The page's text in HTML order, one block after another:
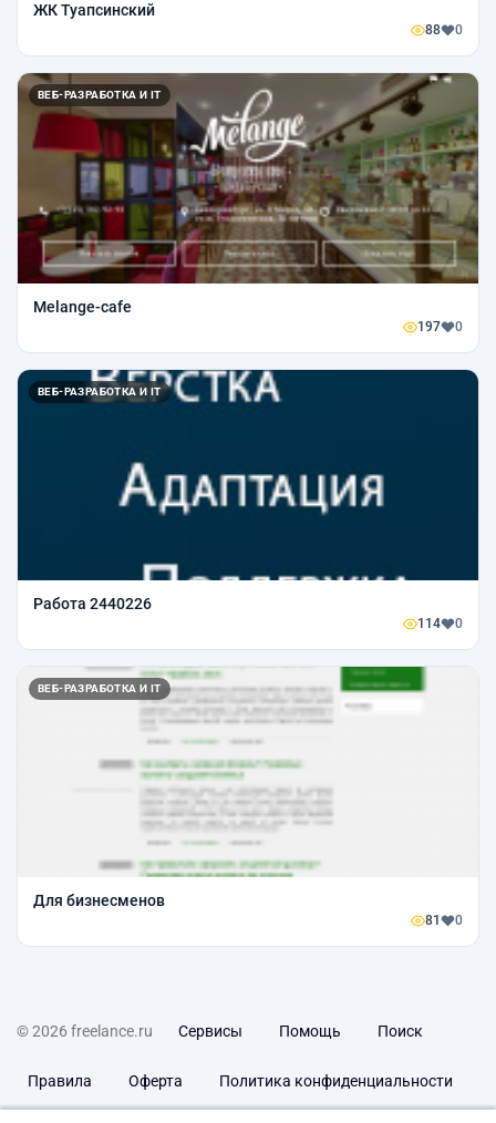
ЖК Туапсинский
88 0
ВЕБ-РАЗРАБОТКА И IT
Melange-cafe
197 0
ВЕБ-РАЗРАБОТКА И IT
Работа 2440226
114 0
ВЕБ-РАЗРАБОТКА И IT
Для бизнесменов
81 0
© 2026 freelance.ru Сервисы Помощь Поиск
Правила Оферта Политика конфиденциальности